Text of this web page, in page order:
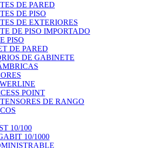
DE PARED
DE PISO
DE EXTERIORES
DE PISO IMPORTADO
PISO
DE PARED
DE GABINETE
POINT
DE RANGO
10/100
10/1000